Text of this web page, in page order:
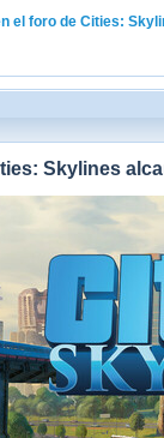
el foro de Cities:
Skylines